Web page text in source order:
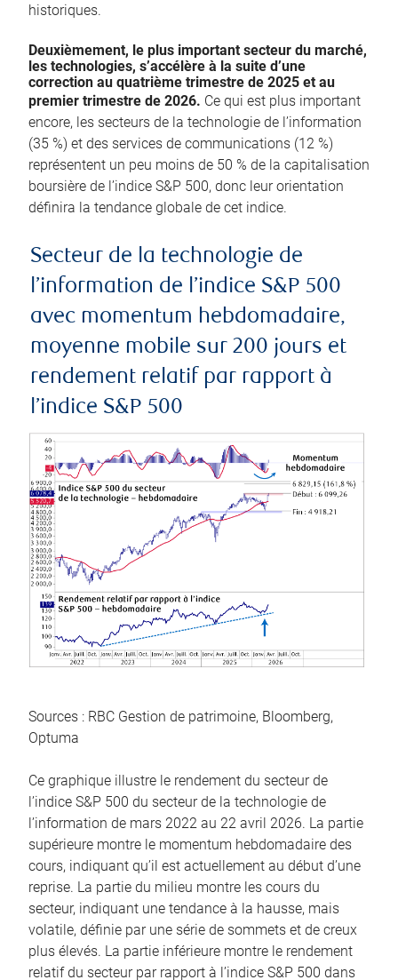
historiques.
Deuxièmement, le plus important secteur du marché,
les technologies, s’accélère à la suite d’une
correction au quatrième trimestre de 2025 et au
premier trimestre de 2026. Ce qui est plus important
encore, les secteurs de la technologie de l’information
(35 %) et des services de communications (12 %)
représentent un peu moins de 50 % de la capitalisation
boursière de l’indice S&P 500, donc leur orientation
définira la tendance globale de cet indice.
Secteur de la technologie de
l’information de l’indice S&P 500
avec momentum hebdomadaire,
moyenne mobile sur 200 jours et
rendement relatif par rapport à
l’indice S&P 500
Sources : RBC Gestion de patrimoine, Bloomberg,
Optuma
Ce graphique illustre le rendement du secteur de
l’indice S&P 500 du secteur de la technologie de
l’information de mars 2022 au 22 avril 2026. La partie
supérieure montre le momentum hebdomadaire des
cours, indiquant qu’il est actuellement au début d’une
reprise. La partie du milieu montre les cours du
secteur, indiquant une tendance à la hausse, mais
volatile, définie par une série de sommets et de creux
plus élevés. La partie inférieure montre le rendement
relatif du secteur par rapport à l’indice S&P 500 dans